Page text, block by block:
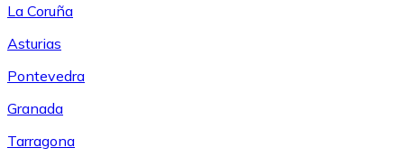
La Coruña
Asturias
Pontevedra
Granada
Tarragona